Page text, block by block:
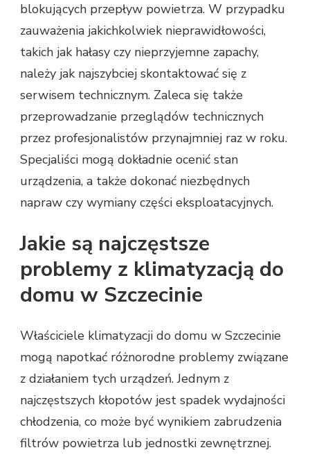
blokujących przepływ powietrza. W przypadku
zauważenia jakichkolwiek nieprawidłowości,
takich jak hałasy czy nieprzyjemne zapachy,
należy jak najszybciej skontaktować się z
serwisem technicznym. Zaleca się także
przeprowadzanie przeglądów technicznych
przez profesjonalistów przynajmniej raz w roku.
Specjaliści mogą dokładnie ocenić stan
urządzenia, a także dokonać niezbędnych
napraw czy wymiany części eksploatacyjnych.
Jakie są najczęstsze
problemy z klimatyzacją do
domu w Szczecinie
Właściciele klimatyzacji do domu w Szczecinie
mogą napotkać różnorodne problemy związane
z działaniem tych urządzeń. Jednym z
najczęstszych kłopotów jest spadek wydajności
chłodzenia, co może być wynikiem zabrudzenia
filtrów powietrza lub jednostki zewnętrznej.